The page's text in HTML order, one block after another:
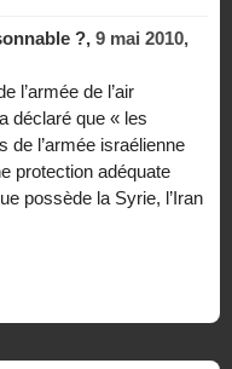
?, 9 mai 2010,
l’armée de l’air
déclaré que « les
de l’armée israélienne
protection adéquate
possède la Syrie, l’Iran